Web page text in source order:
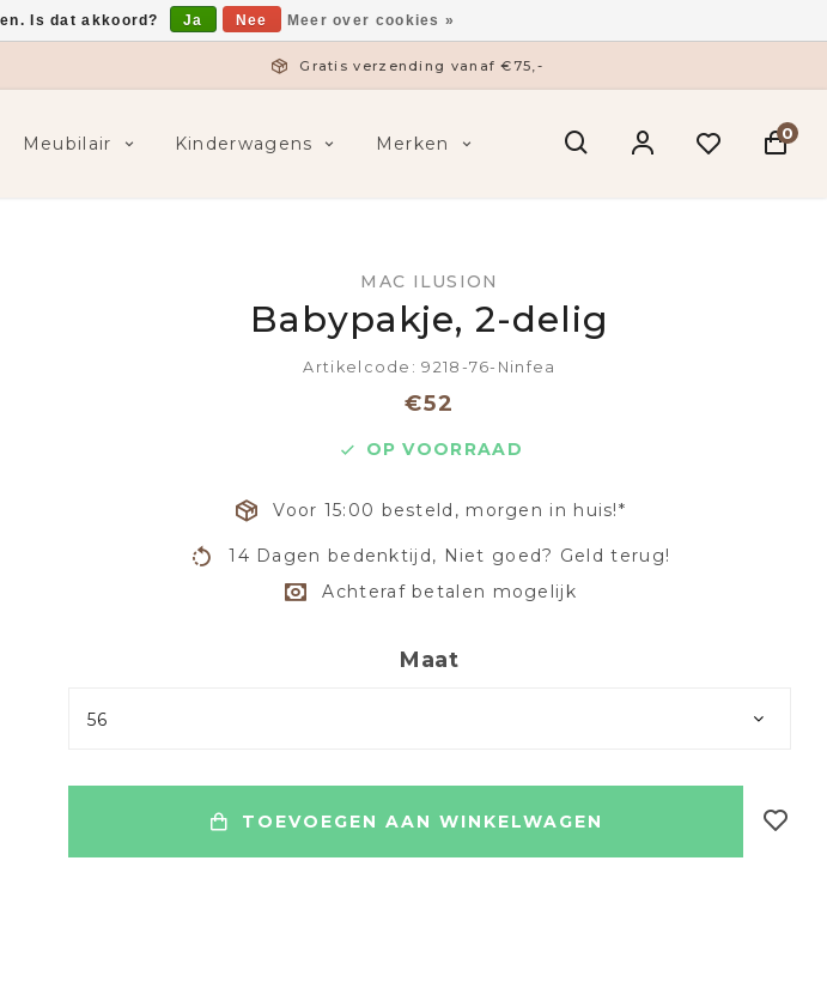
Gratis verzending vanaf €75,-
Meubilair Kinderwagens Merken 0
MAC ILUSION
Babypakje, 2-delig
Artikelcode: 9218-76-Ninfea
€52
OP VOORRAAD
Voor 15:00 besteld, morgen in huis!*
14 Dagen bedenktijd, Niet goed? Geld terug!
Achteraf betalen mogelijk
Maat
56
TOEVOEGEN AAN WINKELWAGEN
Is dat akkoord? Ja Nee Meer over cookies »